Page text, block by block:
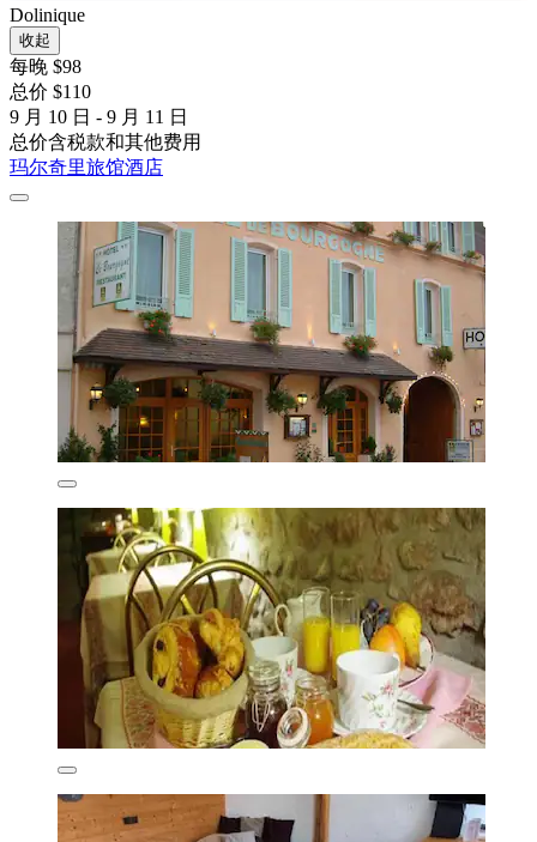
Dolinique
收起
每晚 $98
总价 $110
9 月 10 日 - 9 月 11 日
总价含税款和其他费用
玛尔奇里旅馆酒店